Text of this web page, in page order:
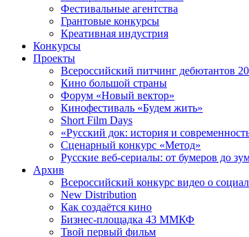
Фестивальные агентства
Грантовые конкурсы
Креативная индустрия
Конкурсы
Проекты
Всероссийский питчинг дебютантов
Кино большой страны
Форум «Новый вектор»
Кинофестиваль «Будем жить»
Short Film Days
«Русский док: история и
Сценарный конкурс «Метод»
Русские веб-сериалы: от бумеров до
Архив
Всероссийский конкурс видео о
New Distribution
Как создаётся кино
Бизнес-площадка 43 ММКФ
Твой первый фильм